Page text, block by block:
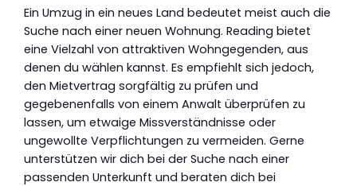
Ein Umzug in ein neues Land bedeutet meist auch die
Suche nach einer neuen Wohnung. Reading bietet
eine Vielzahl von attraktiven Wohngegenden, aus
denen du wählen kannst. Es empfiehlt sich jedoch,
den Mietvertrag sorgfältig zu prüfen und
gegebenenfalls von einem Anwalt überprüfen zu
lassen, um etwaige Missverständnisse oder
ungewollte Verpflichtungen zu vermeiden. Gerne
unterstützen wir dich bei der Suche nach einer
passenden Unterkunft und beraten dich bei